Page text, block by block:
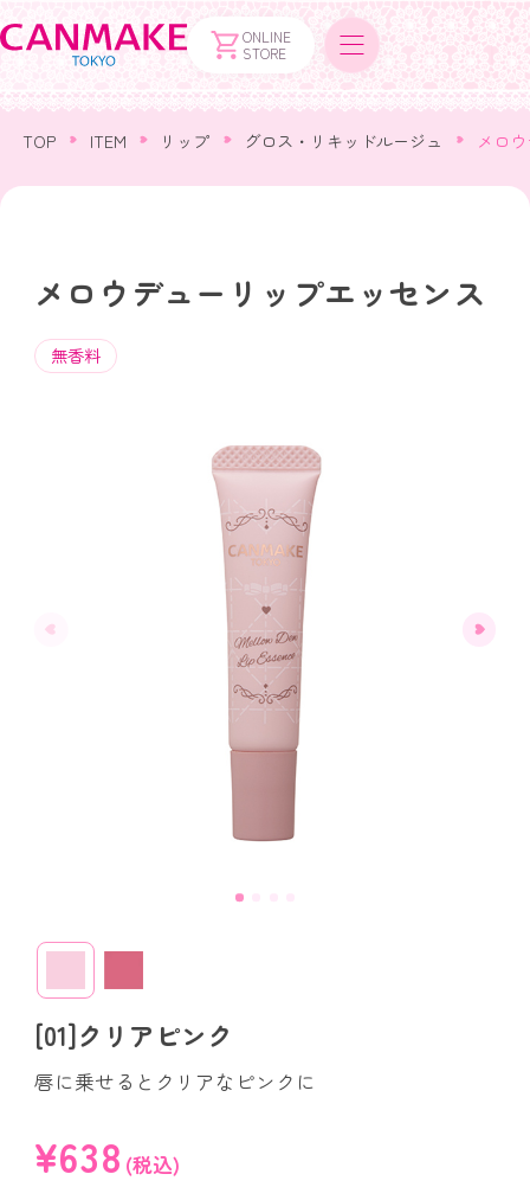
ONLINE
STORE
TOP ITEM リップ グロス・リキッドルージュ メロ
メロウデューリップエッセンス
無香料
[01]クリアピンク
唇に乗せるとクリアなピンクに
¥638 (税込)